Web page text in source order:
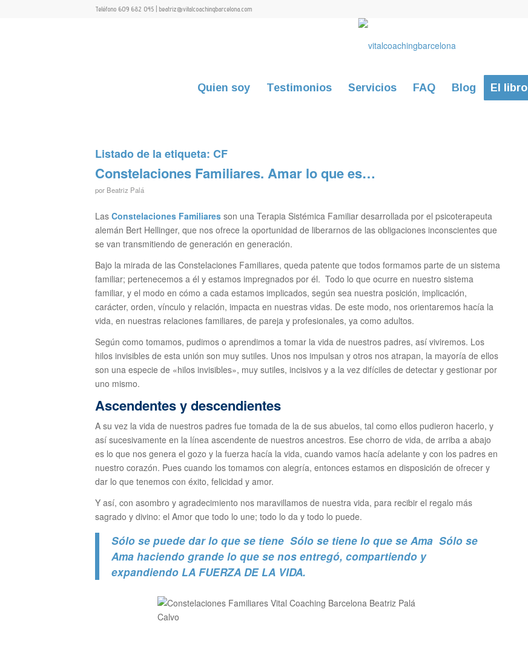
Teléfono 609 682 045 | beatriz@vitalcoachingbarcelona.com
Quien soy Testimonios Servicios FAQ Blog El libro
Listado de la etiqueta: CF
Constelaciones Familiares. Amar lo que es…
por Beatriz Palá
Las Constelaciones Familiares son una Terapia Sistémica Familiar desarrollada por el psicoterapeuta
alemán Bert Hellinger, que nos ofrece la oportunidad de liberarnos de las obligaciones inconscientes que
se van transmitiendo de generación en generación.
Bajo la mirada de las Constelaciones Familiares, queda patente que todos formamos parte de un sistema
familiar; pertenecemos a él y estamos impregnados por él. Todo lo que ocurre en nuestro sistema
familiar, y el modo en cómo a cada estamos implicados, según sea nuestra posición, implicación,
carácter, orden, vínculo y relación, impacta en nuestras vidas. De este modo, nos orientaremos hacía la
vida, en nuestras relaciones familiares, de pareja y profesionales, ya como adultos.
Según como tomamos, pudimos o aprendimos a tomar la vida de nuestros padres, así viviremos. Los
hilos invisibles de esta unión son muy sutiles. Unos nos impulsan y otros nos atrapan, la mayoría de ellos
son una especie de «hilos invisibles», muy sutiles, incisivos y a la vez difíciles de detectar y gestionar por
uno mismo.
Ascendentes y descendientes
A su vez la vida de nuestros padres fue tomada de la de sus abuelos, tal como ellos pudieron hacerlo, y
así sucesivamente en la línea ascendente de nuestros ancestros. Ese chorro de vida, de arriba a abajo
es lo que nos genera el gozo y la fuerza hacía la vida, cuando vamos hacía adelante y con los padres en
nuestro corazón. Pues cuando los tomamos con alegría, entonces estamos en disposición de ofrecer y
dar lo que tenemos con éxito, felicidad y amor.
Y así, con asombro y agradecimiento nos maravillamos de nuestra vida, para recibir el regalo más
sagrado y divino: el Amor que todo lo une; todo lo da y todo lo puede.
Sólo se puede dar lo que se tiene Sólo se tiene lo que se Ama Sólo se
Ama haciendo grande lo que se nos entregó, compartiendo y
expandiendo LA FUERZA DE LA VIDA.